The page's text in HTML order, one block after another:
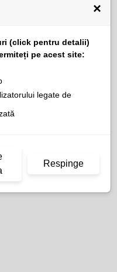
×
(click pentru detalii)
pe acest site:
legate de
Respinge